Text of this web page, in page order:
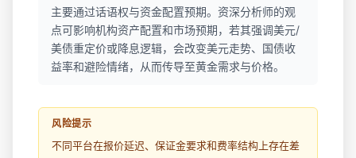
主要通过话语权与资金配置预期。资深分析师的观
点可影响机构资产配置和市场预期，若其强调美元/
美债重定价或降息逻辑，会改变美元走势、国债收
益率和避险情绪，从而传导至黄金需求与价格。
风险提示
不同平台在报价延迟、保证金要求和费率结构上存在差